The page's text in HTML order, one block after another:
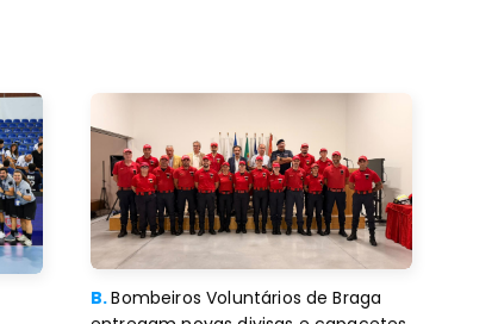
B.Bombeiros Voluntários de Braga